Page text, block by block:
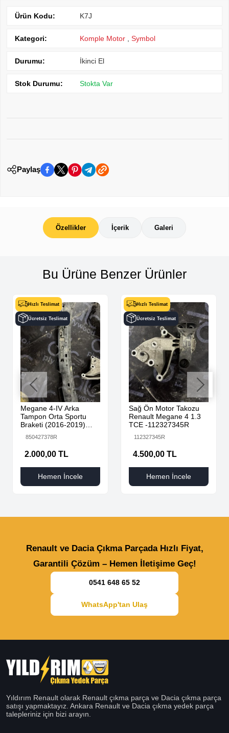
Ürün Kodu: K7J
Kategori: Komple Motor Symbol
Durumu: İkinci El
Stok Durumu: Stokta Var
Paylaş
Özellikler İçerik Galeri
Bu Ürüne Benzer Ürünler
Hızlı Teslimat
Ücretsiz Teslimat
Megane 4-IV Arka
Tampon Orta Sportu
Braketi (2016-2019)
Mais
850427378R
2.000,00 TL
Hemen İncele
Hızlı Teslimat
Ücretsiz Teslimat
Sağ Ön Motor Takozu
Renault Megane 4 1.3
TCE -112327345R
112327345R
4.500,00 TL
Hemen İncele
Renault ve Dacia Çıkma Parçada Hızlı Fiyat,
Garantili Çözüm – Hemen İletişime Geç!
0541 648 65 52
WhatsApp'tan Ulaş
Yıldırım Renault olarak Renault çıkma parça ve Dacia çıkma parça
satışı yapmaktayız. Ankara Renault ve Dacia çıkma yedek parça
talepleriniz için bizi arayın.